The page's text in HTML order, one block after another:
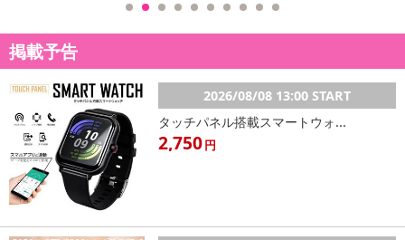
掲載予告
2026/08/08 13:00 START
タッチパネル搭載スマートウォ...
2,750円